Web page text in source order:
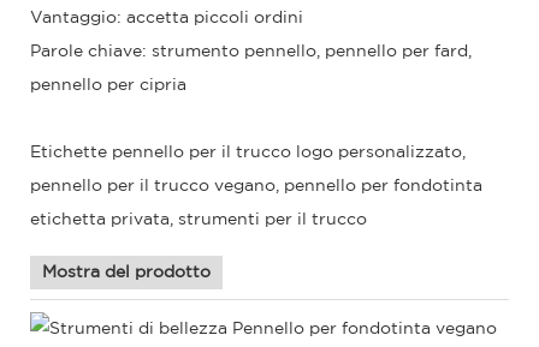
Vantaggio: accetta piccoli ordini
Parole chiave: strumento pennello, pennello per fard,
pennello per cipria
Etichette pennello per il trucco logo personalizzato,
pennello per il trucco vegano, pennello per fondotinta
etichetta privata, strumenti per il trucco
Mostra del prodotto